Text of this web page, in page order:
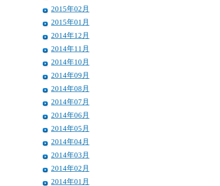
2015年02月
2015年01月
2014年12月
2014年11月
2014年10月
2014年09月
2014年08月
2014年07月
2014年06月
2014年05月
2014年04月
2014年03月
2014年02月
2014年01月